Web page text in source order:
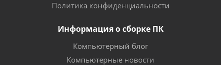
Политика конфиденциальности
Информация о сборке ПК
Компьютерный блог
Компьютерные новости